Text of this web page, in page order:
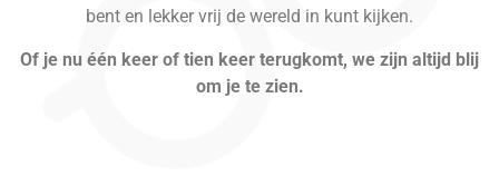
bent en lekker vrij de wereld in kunt kijken.
Of je nu één keer of tien keer terugkomt, we zijn altijd blij
om je te zien.